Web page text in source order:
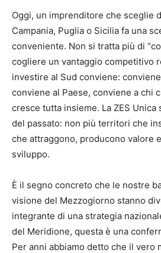
Oggi, un imprenditore che sceglie
Campania, Puglia o Sicilia fa una
conveniente. Non si tratta più di
cogliere un vantaggio competitivo
investire al Sud conviene:
conviene al Paese, conviene a chi
cresce tutta insieme. La ZES
del passato: non più territori che
che attraggono, producono valore
sviluppo.
È il segno concreto che le nostre
visione del Mezzogiorno stanno
integrante di una strategia
del Meridione, questa è una
Per anni abbiamo detto che il vero